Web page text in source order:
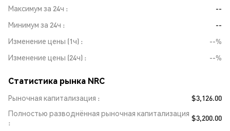
Максимум за 24ч
--
Минимум за 24ч
--
Изменение цены (1ч)
--%
Изменение цены (24ч)
--%
Статистика рынка NRC
Рыночная капитализация
$3,126.00
Полностью разводнённая рыночная капитализация $3,200.00